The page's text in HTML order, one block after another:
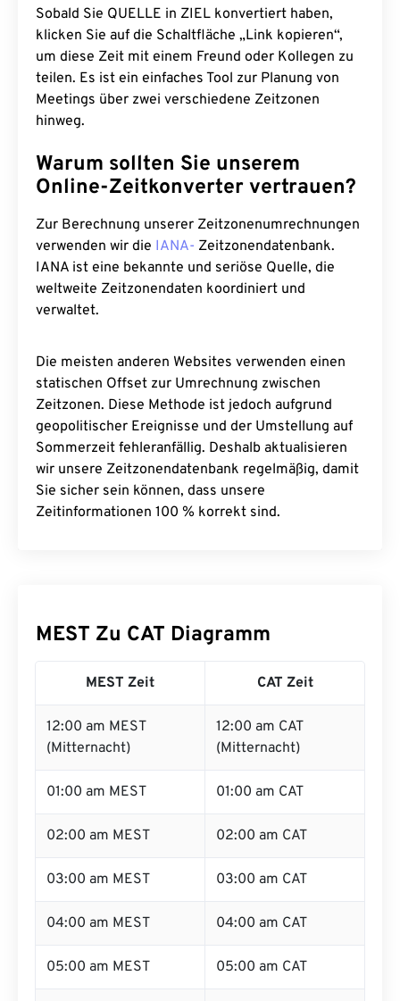
Sobald Sie QUELLE in ZIEL konvertiert haben,
klicken Sie auf die Schaltfläche „Link kopieren“,
um diese Zeit mit einem Freund oder Kollegen zu
teilen. Es ist ein einfaches Tool zur Planung von
Meetings über zwei verschiedene Zeitzonen
hinweg.
Warum sollten Sie unserem
Online-Zeitkonverter vertrauen?
Zur Berechnung unserer Zeitzonenumrechnungen
verwenden wir die IANA- Zeitzonendatenbank.
IANA ist eine bekannte und seriöse Quelle, die
weltweite Zeitzonendaten koordiniert und
verwaltet.
Die meisten anderen Websites verwenden einen
statischen Offset zur Umrechnung zwischen
Zeitzonen. Diese Methode ist jedoch aufgrund
geopolitischer Ereignisse und der Umstellung auf
Sommerzeit fehleranfällig. Deshalb aktualisieren
wir unsere Zeitzonendatenbank regelmäßig, damit
Sie sicher sein können, dass unsere
Zeitinformationen 100 % korrekt sind.
MEST Zu CAT Diagramm
MEST Zeit CAT Zeit
12:00 am MEST
(Mitternacht)
12:00 am CAT
(Mitternacht)
01:00 am MEST 01:00 am CAT
02:00 am MEST 02:00 am CAT
03:00 am MEST 03:00 am CAT
04:00 am MEST 04:00 am CAT
05:00 am MEST 05:00 am CAT